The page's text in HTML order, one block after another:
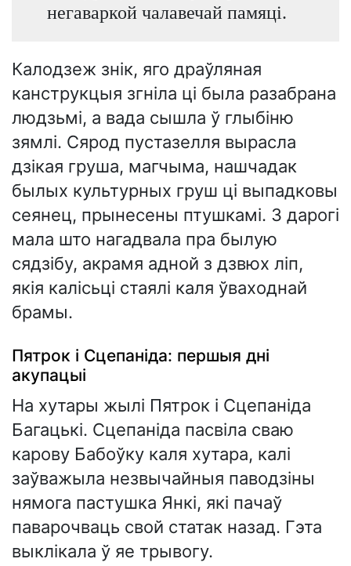
негаваркой чалавечай памяці.
Калодзеж знік, яго драўляная
канструкцыя згніла ці была разабрана
людзьмі, а вада сышла ў глыбіню
зямлі. Сярод пустазелля вырасла
дзікая груша, магчыма, нашчадак
былых культурных груш ці выпадковы
сеянец, прынесены птушкамі. З дарогі
мала што нагадвала пра былую
сядзібу, акрамя адной з дзвюх ліп,
якія калісьці стаялі каля ўваходнай
брамы.
Пятрок і Сцепаніда: першыя дні
акупацыі
На хутары жылі Пятрок і Сцепаніда
Багацькі. Сцепаніда пасвіла сваю
карову Бабоўку каля хутара, калі
заўважыла незвычайныя паводзіны
нямога пастушка Янкі, які пачаў
паварочваць свой статак назад. Гэта
выклікала ў яе трывогу.